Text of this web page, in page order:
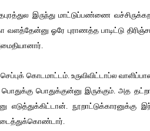
இருந்து மாட்டுப்பண்ணை
ஓரே புராணத்த பாடிட்டு
கொடமாட்டம். உருவிவிட்டாப்ல
பொதுக்கு பொதுக்குன்னு இருக்கும். அத
எடுத்துக்கிட்டான்.